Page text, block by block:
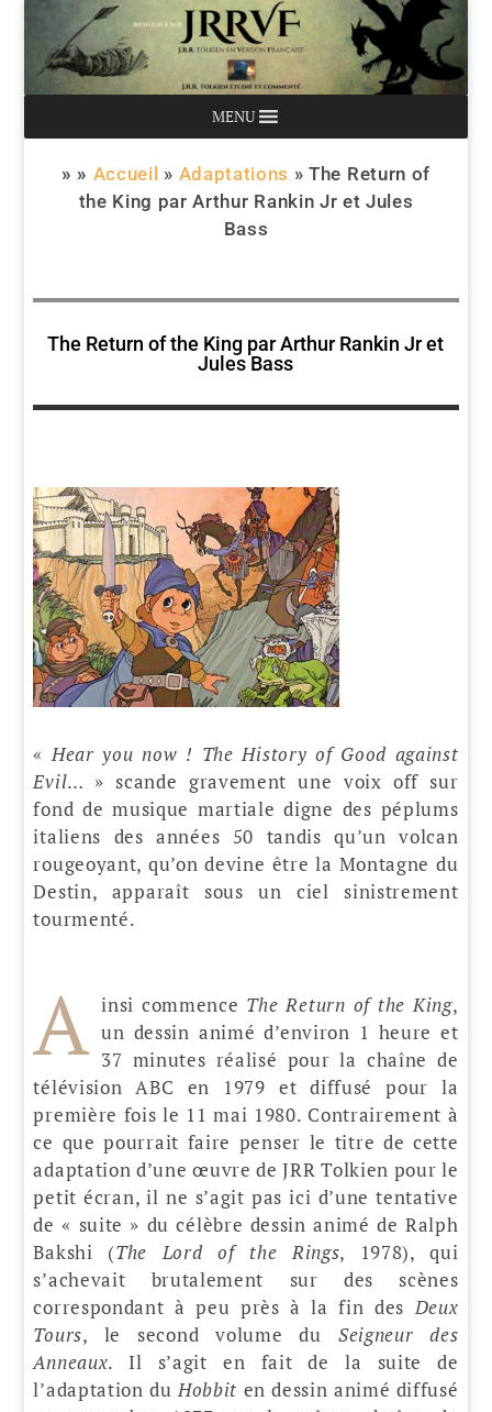
MENU
» » Accueil » Adaptations »The Return of
the King par Arthur Rankin Jr et Jules
Bass
The Return of the King par Arthur Rankin Jr et
Jules Bass
«Hear you now ! The History of Good against
Evil… » scande gravement une voix off sur
fond de musique martiale digne des péplums
italiens des années 50 tandis qu’un volcan
rougeoyant, qu’on devine être la Montagne du
Destin, apparaît sous un ciel sinistrement
tourmenté.
A insi commence The Return of the King,
un dessin animé d’environ 1 heure et
37 minutes réalisé pour la chaîne de
télévision ABC en 1979 et diffusé pour la
première fois le 11 mai 1980. Contrairement à
ce que pourrait faire penser le titre de cette
adaptation d’une œuvre de JRR Tolkien pour le
petit écran, il ne s’agit pas ici d’une tentative
de « suite » du célèbre dessin animé de Ralph
Bakshi (The Lord of the Rings, 1978), qui
s’achevait brutalement sur des scènes
correspondant à peu près à la fin desDeux
Tours, le second volume du Seigneur des
Anneaux. Il s’agit en fait de la suite de
l’adaptation duHobbit en dessin animé diffusé